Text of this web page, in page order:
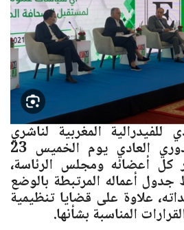
للفيدرالية المغربية لناشري
الصحف اجتماعه الدوري العادي يوم الخميس 23
بحضور كل أعضائه ومجلس الرئاسة،
أعماله المرتبطة بالوضع
علاوة على قضايا تنظيمية
المناسبة بشأنها.